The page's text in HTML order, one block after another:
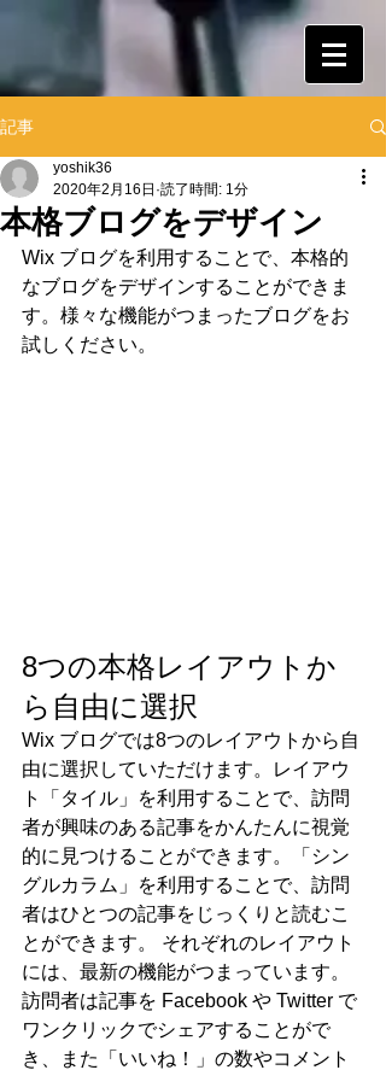
記事
本格ブログをデザイン
yoshik36
2020年2月16日 読了時間: 1分
Wix ブログを利用することで、本格的
なブログをデザインすることができま
す。様々な機能がつまったブログをお
試しください。
8つの本格レイアウトか
ら自由に選択
Wix ブログでは8つのレイアウトから自
由に選択していただけます。レイアウ
ト「タイル」を利用することで、訪問
者が興味のある記事をかんたんに視覚
的に見つけることができます。「シン
グルカラム」を利用することで、訪問
者はひとつの記事をじっくりと読むこ
とができます。 それぞれのレイアウト
には、最新の機能がつまっています。
訪問者は記事を Facebook や Twitter で
ワンクリックでシェアすることがで
き、また「いいね！」の数やコメント